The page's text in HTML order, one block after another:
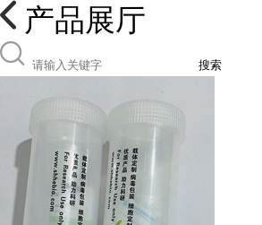
产品展厅
搜索